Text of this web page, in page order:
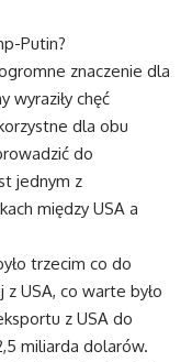
Putin?
znaczenie dla
wyraziły chęć
dla obu
do
jednym z
między USA a
trzecim co do
USA, co warte było
z USA do
miliarda dolarów.